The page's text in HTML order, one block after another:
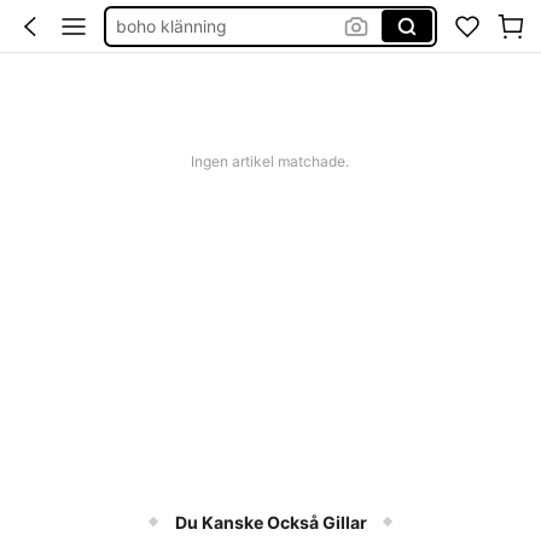
boho klänning
Ingen artikel matchade.
Du Kanske Också Gillar